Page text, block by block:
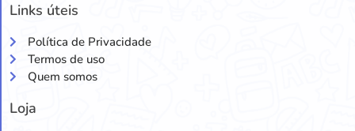
Links úteis
Política de Privacidade
Termos de uso
Quem somos
Loja